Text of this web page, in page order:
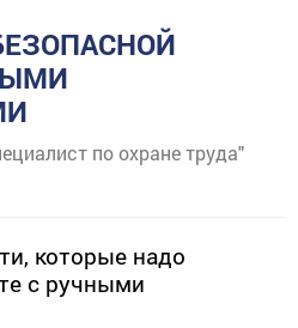
по охране труда"
которые надо
с ручными